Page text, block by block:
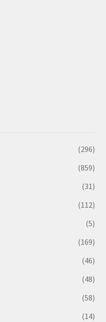
(296)
(859)
(31)
(112)
(5)
(169)
(46)
(48)
(58)
(14)